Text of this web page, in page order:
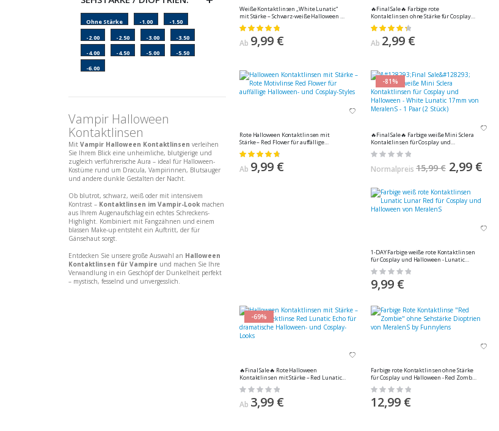
Weiße Kontaktlinsen „White Lunatic“
mit Stärke – Schwarz-weiße Halloween &
Cosplay Kontaktlinsen von MeralenS (1
Paar)
Bewertung:
Ab 9,99 €
🔥Final Sale🔥 Farbige rote
Kontaktlinsen ohne Stärke für Cosplay
und Halloween - Red Devil von MeralenS
- 1 Paar (2 Stück)
Bewertung:
Ab 2,99 €
Rote Halloween Kontaktlinsen mit
Stärke – Red Flower für auffällige
Cosplay-Looks von MeralenS, 1 Paar (2
Stück)
Bewertung:
Ab 9,99 €
-81%
🔥Final Sale🔥 Farbige weiße Mini Sclera
Kontaktlinsen für Cosplay und
Halloween - White Lunatic 17mm von
MeralenS - 1 Paar (2 Stück)
Rating:
Normalpreis 15,99 € Sonderangebot
2,99 €
1-DAY Farbige weiße rote Kontaktlinsen
für Cosplay und Halloween - Lunatic
Lunar Red von MeralenS - 1 Paar (2 Stück)
Rating:
0%
9,99 €
-69%
🔥Final Sale🔥 Rote Halloween
Kontaktlinsen mit Stärke – Red Lunatic
Echo für Cosplay & Horror-Looks von
MeralenS, 1 Paar (2 Stück)
Rating:
Ab 3,99 €
Farbige rote Kontaktlinsen ohne Stärke
für Cosplay und Halloween - Red Zombie
von MeralenS - 1 Paar (2 Stück)
Rating:
0%
12,99 €
Ohne Stärke -1.00
-1.50
-2.00
-2.50 -3.00
-3.50
-4.00
-4.50 -5.00
-5.50
-6.00
Vampir Halloween
Kontaktlinsen
Mit Vampir Halloween Kontaktlinsen verleihen
Sie Ihrem Blick eine unheimliche, blutgierige und
zugleich verführerische Aura – ideal für Halloween-
Kostüme rund um Dracula, Vampirinnen, Blutsauger
und andere dunkle Gestalten der Nacht.
Ob blutrot, schwarz, weiß oder mit intensivem
Kontrast – Kontaktlinsen im Vampir-Look machen
aus Ihrem Augenaufschlag ein echtes Schreckens-
Highlight. Kombiniert mit Fangzähnen und einem
blassen Make-up entsteht ein Auftritt, der für
Gänsehaut sorgt.
Entdecken Sie unsere große Auswahl an Halloween
Kontaktlinsen für Vampire und machen Sie Ihre
Verwandlung in ein Geschöpf der Dunkelheit perfekt
– mystisch, fesselnd und unvergesslich.